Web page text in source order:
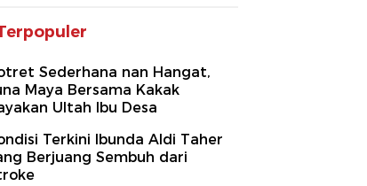
Sederhana nan Hangat,
Maya Bersama Kakak
Ultah Ibu Desa
Terkini Ibunda Aldi Taher
Berjuang Sembuh dari